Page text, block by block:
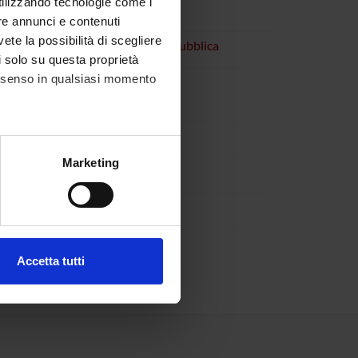
annunci e contenuti
la possibilità di scegliere
su questa proprietà
in qualsiasi momento
metro,Marketing
Accetta tutti
in Infermieristica in Sanità Pubblica